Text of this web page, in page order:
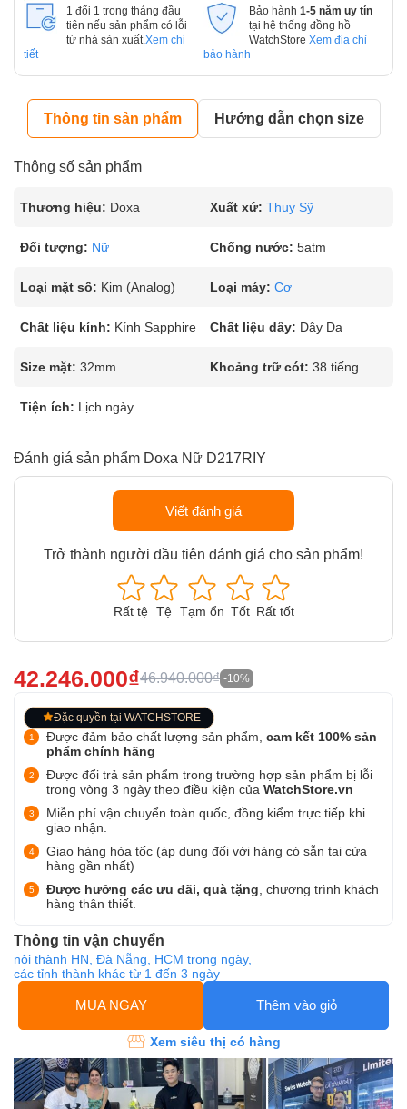
1 đổi 1 trong tháng đầu
tiên nếu sản phẩm có lỗi
từ nhà sản xuất. Xem chi
tiết
Bảo hành 1-5 năm uy tín
tại hệ thống đồng hồ
WatchStore Xem địa chỉ
bảo hành
Thông tin sản phẩm Hướng dẫn chọn size
Thông số sản phẩm
Thương hiệu: Doxa Xuất xứ: Thụy Sỹ
Đối tượng: Nữ Chống nước: 5atm
Loại mặt số: Kim (Analog) Loại máy: Cơ
Chất liệu kính: Kính Sapphire Chất liệu dây: Dây Da
Size mặt: 32mm Khoảng trữ cót: 38 tiếng
Tiện ích: Lịch ngày
Đánh giá sản phẩm Doxa Nữ D217RIY
Viết đánh giá
Trở thành người đầu tiên đánh giá cho sản phẩm!
Rất tệ Tệ Tạm ổn Tốt Rất tốt
42.246.000₫46.940.000₫ -10%
Đặc quyền tại WATCHSTORE
Được đảm bảo chất lượng sản phẩm, cam kết 100% sản
phẩm chính hãng
Được đổi trả sản phẩm trong trường hợp sản phẩm bị lỗi
trong vòng 3 ngày theo điều kiện của WatchStore.vn
Miễn phí vận chuyển toàn quốc, đồng kiểm trực tiếp khi
giao nhận.
Giao hàng hỏa tốc (áp dụng đối với hàng có sẵn tại cửa
hàng gần nhất)
Được hưởng các ưu đãi, quà tặng , chương trình khách
hàng thân thiết.
Thông tin vận chuyển
nội thành HN, Đà Nẵng, HCM trong ngày,
các tỉnh thành khác từ 1 đến 3 ngày
MUA NGAY Thêm vào giỏ
Xem siêu thị có hàng